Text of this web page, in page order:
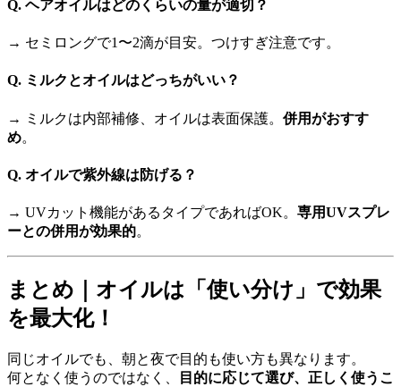
Q. ヘアオイルはどのくらいの量が適切？
→ セミロングで1〜2滴が目安。つけすぎ注意です。
Q. ミルクとオイルはどっちがいい？
→ ミルクは内部補修、オイルは表面保護。 併用がおすす
め。
Q. オイルで紫外線は防げる？
→ UVカット機能があるタイプであればOK。 専用UVスプレ
ーとの併用が効果的。
まとめ｜オイルは「使い分け」で効果
を最大化！
同じオイルでも、朝と夜で目的も使い方も異なります。
何となく使うのではなく、
目的に応じて選び、正しく使うこ